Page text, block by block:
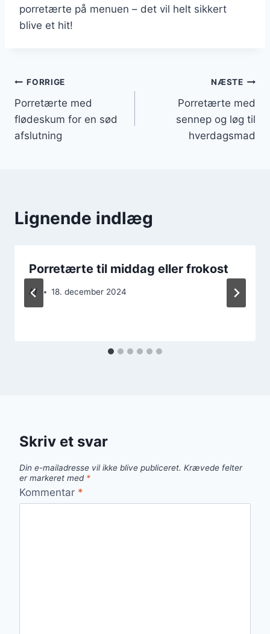
porretærte på menuen – det vil helt sikkert
blive et hit!
Indlægsnavigation
FORRIGE
Porretærte med
flødeskum for en sød
afslutning
NÆSTE
Porretærte med
sennep og løg til
hverdagsmad
Lignende indlæg
Porretærte til middag eller frokost
Af 18. december 2024
Skriv et svar
Din e-mailadresse vil ikke blive publiceret. Krævede felter
er markeret med *
Kommentar *